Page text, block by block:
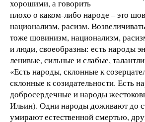
хорошими, а говорить
плохо о каком-либо народе – это
национализм, расизм.
тоже шовинизм, национализм,
и люди, своеобразны: есть народы
ленивые, сильные и слабые,
«Есть народы, склонные к
склонные к созидательности. Есть
добросердечные и народы
Ильин). Одни народы доживают до
умирают естественной смертью,